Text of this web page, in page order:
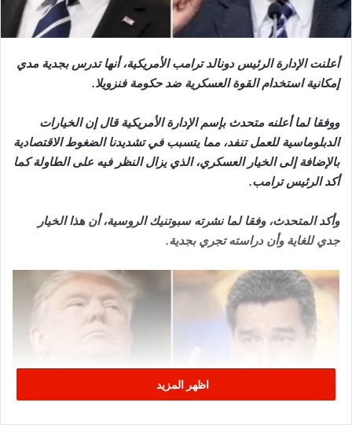
أعلنت الإدارة الرئيس دونالد ترامب الأمريكية، أنها تدرس بجدية مدي
إمكانية استخدام القوة العسكرية ضد حكومة فنزويلا.
ووفقا لما أعلنه متحدث بإسم الإدارة الأمريكية قال إن الخيارات
الدبلوماسية للعمل تنفد، مما يتسبب في تشديدنا الضغوط الاقتصادية
بالإضافة إلى الخيار العسكري، الذي يزال النظر فيه على الطاولة كما
أكد الرئيس ترامب.
وأكد المتحدث، وفقا لما نشرته سبوتنيك الروسية، أن هذا الخيار
جدي للغاية وأن دراسته تجري بجدية.
اظهر المزيد